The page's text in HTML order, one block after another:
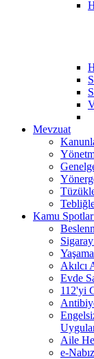
Mevzuat
Kamu
Akılcı
Evde
112'yi
Aile
e-